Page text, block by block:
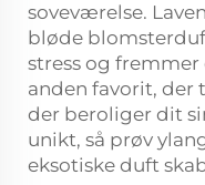
soveværelse.
bløde
stress og fremmer
anden favorit, der
der beroliger dit
unikt, så prøv
eksotiske duft